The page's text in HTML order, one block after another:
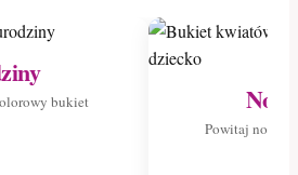
bukiet
Powitaj